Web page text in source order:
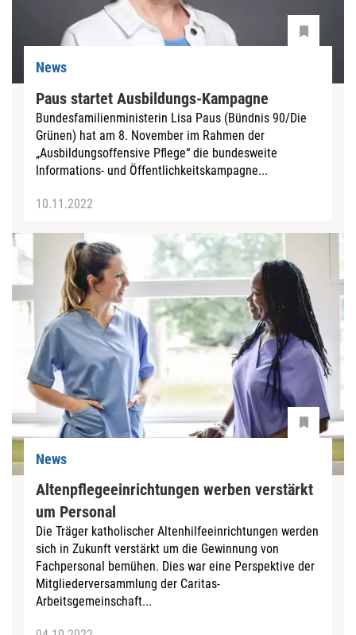
News
Paus startet Ausbildungs-Kampagne
Bundesfamilienministerin Lisa Paus (Bündnis 90/Die
Grünen) hat am 8. November im Rahmen der
„Ausbildungsoffensive Pflege“ die bundesweite
Informations- und Öffentlichkeitskampagne...
10.11.2022
News
Altenpflegeeinrichtungen werben verstärkt
um Personal
Die Träger katholischer Altenhilfeeinrichtungen werden
sich in Zukunft verstärkt um die Gewinnung von
Fachpersonal bemühen. Dies war eine Perspektive der
Mitgliederversammlung der Caritas-
Arbeitsgemeinschaft...